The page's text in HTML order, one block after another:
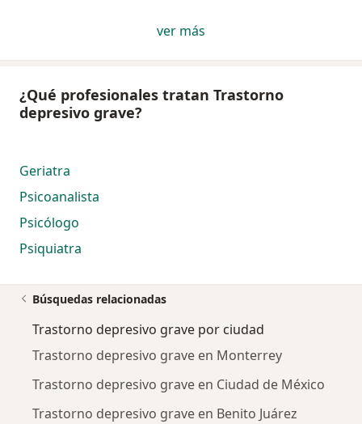
ver más
¿Qué profesionales tratan Trastorno
depresivo grave?
Geriatra
Psicoanalista
Psicólogo
Psiquiatra
Búsquedas relacionadas
Trastorno depresivo grave por ciudad
Trastorno depresivo grave en Monterrey
Trastorno depresivo grave en Ciudad de México
Trastorno depresivo grave en Benito Juárez